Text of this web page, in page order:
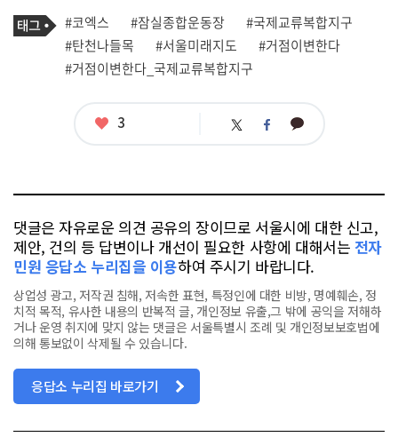
기
사
관
련
태
태
그
#코엑스 #잠실종합운동장
#국제교류복합지구
#탄천나들목
#서울미래지도
#거점이변한다
#거점이변한다_국제교류복합지구
좋
3 트 페 카
댓글은 자유로운 의견 공유의 장이므로 서울시에 대한 신고,
제안, 건의 등 답변이나 개선이 필요한 사항에 대해서는 전자
민원 응답소 누리집을 이용하여 주시기 바랍니다.
상업성 광고, 저작권 침해, 저속한 표현, 특정인에 대한 비방, 명예훼손, 정
치적 목적, 유사한 내용의 반복적 글, 개인정보 유출,그 밖에 공익을 저해하
거나 운영 취지에 맞지 않는 댓글은 서울특별시 조례 및 개인정보보호법에
의해 통보없이 삭제될 수 있습니다.
응답소 누리집 바로가기